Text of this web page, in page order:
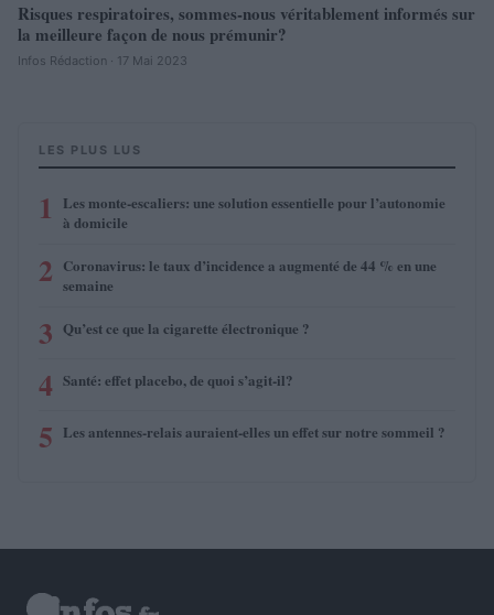
Risques respiratoires, sommes-nous véritablement informés sur
la meilleure façon de nous prémunir?
Infos Rédaction · 17 Mai 2023
LES PLUS LUS
1
Les monte-escaliers: une solution essentielle pour l’autonomie
à domicile
2 Coronavirus: le taux d’incidence a augmenté de 44 % en une
semaine
3 Qu’est ce que la cigarette électronique ?
4 Santé: effet placebo, de quoi s’agit-il?
5 Les antennes-relais auraient-elles un effet sur notre sommeil ?